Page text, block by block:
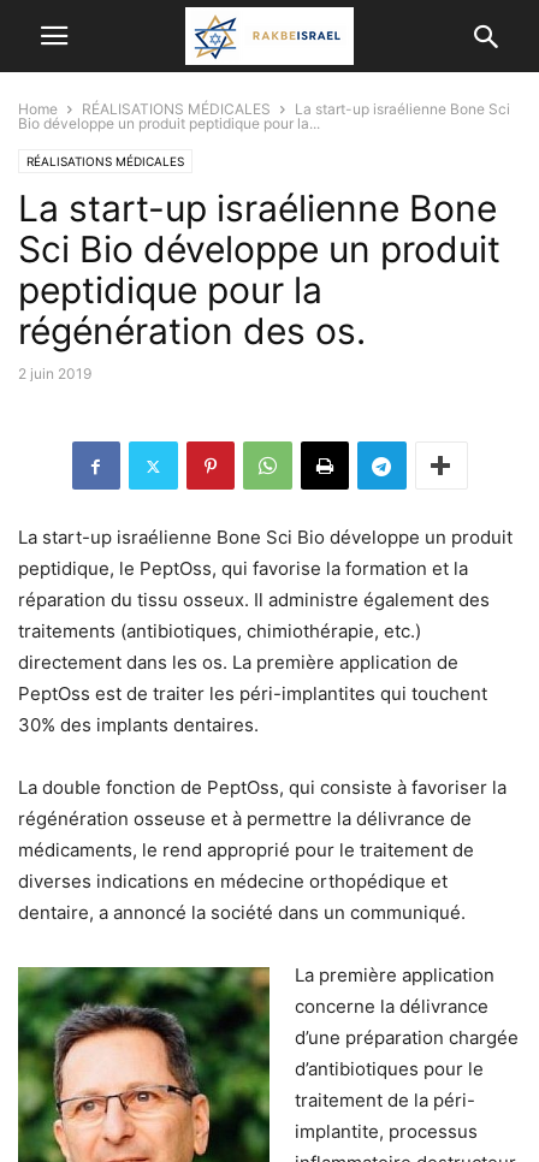
Home RÉALISATIONS MÉDICALES
La start-up israélienne Bone Sci
Bio développe un produit peptidique pour la...
RÉALISATIONS MÉDICALES
La start-up israélienne Bone
Sci Bio développe un produit
peptidique pour la
régénération des os.
2 juin 2019
La start-up israélienne Bone Sci Bio développe un produit
peptidique, le PeptOss, qui favorise la formation et la
réparation du tissu osseux. Il administre également des
traitements (antibiotiques, chimiothérapie, etc.)
directement dans les os. La première application de
PeptOss est de traiter les péri-implantites qui touchent
30% des implants dentaires.
La double fonction de PeptOss, qui consiste à favoriser la
régénération osseuse et à permettre la délivrance de
médicaments, le rend approprié pour le traitement de
diverses indications en médecine orthopédique et
dentaire, a annoncé la société dans un communiqué.
La première application
concerne la délivrance
d’une préparation chargée
d’antibiotiques pour le
traitement de la péri-
implantite, processus